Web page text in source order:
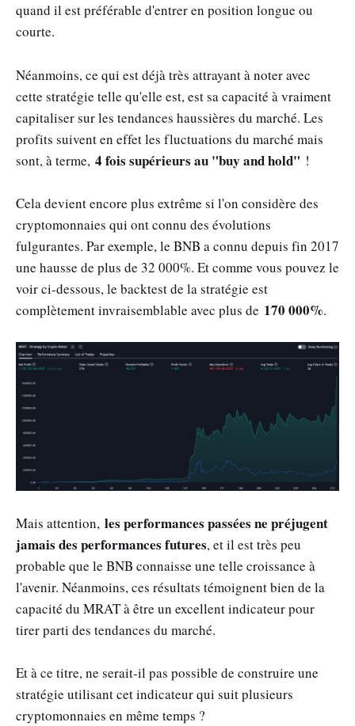
quand il est préférable d'entrer en position longue ou
courte.
Néanmoins, ce qui est déjà très attrayant à noter avec
cette stratégie telle qu'elle est, est sa capacité à vraiment
capitaliser sur les tendances haussières du marché. Les
profits suivent en effet les fluctuations du marché mais
sont, à terme, 4 fois supérieurs au "buy and hold" !
Cela devient encore plus extrême si l'on considère des
cryptomonnaies qui ont connu des évolutions
fulgurantes. Par exemple, le BNB a connu depuis fin 2017
une hausse de plus de 32 000%. Et comme vous pouvez le
voir ci-dessous, le backtest de la stratégie est
complètement invraisemblable avec plus de 170 000%.
Mais attention, les performances passées ne préjugent
jamais des performances futures, et il est très peu
probable que le BNB connaisse une telle croissance à
l'avenir. Néanmoins, ces résultats témoignent bien de la
capacité du MRAT à être un excellent indicateur pour
tirer parti des tendances du marché.
Et à ce titre, ne serait-il pas possible de construire une
stratégie utilisant cet indicateur qui suit plusieurs
cryptomonnaies en même temps ?